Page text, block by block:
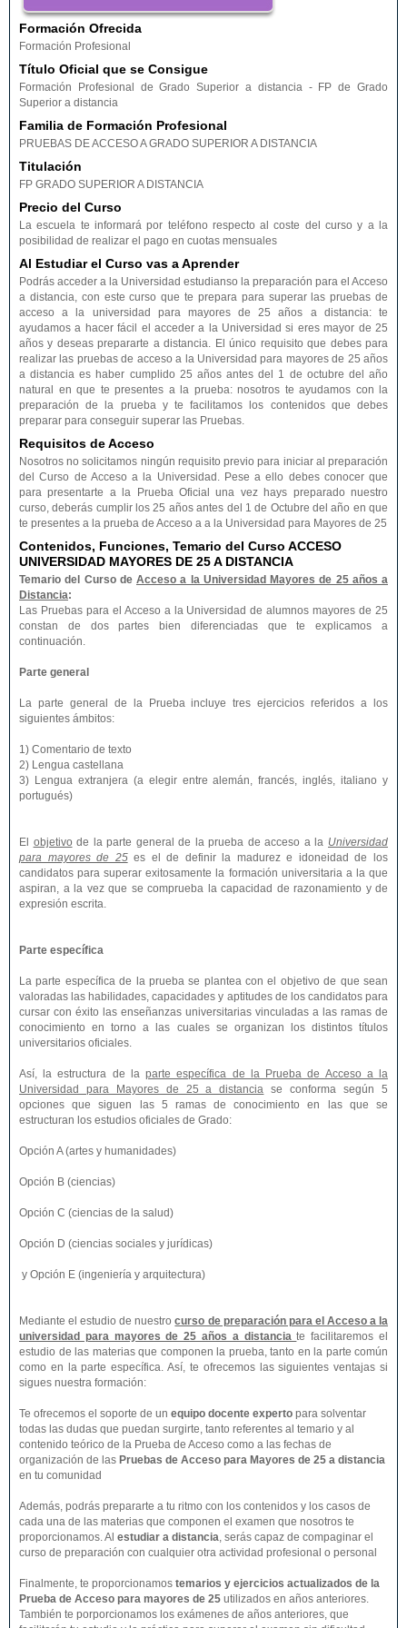
CEUTA
MELILLA
SALAMANCA
SANTA CRUZ DE
SEVILLA SORIA
TERUEL
TOLEDO
VALENCIA
VALLADOLID
ZARAGOZA
Formación Ofrecida
Formación Profesional
Título Oficial que se Consigue
Formación Profesional de Grado Superior a distancia - FP de Grado
Superior a distancia
Familia de Formación Profesional
PRUEBAS DE ACCESO A GRADO SUPERIOR A DISTANCIA
Titulación
FP GRADO SUPERIOR A DISTANCIA
Precio del Curso
La escuela te informará por teléfono respecto al coste del curso y a la
posibilidad de realizar el pago en cuotas mensuales
Al Estudiar el Curso vas a Aprender
Podrás acceder a la Universidad estudianso la preparación para el Acceso
a distancia, con este curso que te prepara para superar las pruebas de
acceso a la universidad para mayores de 25 años a distancia: te
ayudamos a hacer fácil el acceder a la Universidad si eres mayor de 25
años y deseas prepararte a distancia. El único requisito que debes para
realizar las pruebas de acceso a la Universidad para mayores de 25 años
a distancia es haber cumplido 25 años antes del 1 de octubre del año
natural en que te presentes a la prueba: nosotros te ayudamos con la
preparación de la prueba y te facilitamos los contenidos que debes
preparar para conseguir superar las Pruebas.
Requisitos de Acceso
Nosotros no solicitamos ningún requisito previo para iniciar al preparación
del Curso de Acceso a la Universidad. Pese a ello debes conocer que
para presentarte a la Prueba Oficial una vez hays preparado nuestro
curso, deberás cumplir los 25 años antes del 1 de Octubre del año en que
te presentes a la prueba de Acceso a a la Universidad para Mayores de 25
Contenidos, Funciones, Temario del Curso ACCESO
UNIVERSIDAD MAYORES DE 25 A DISTANCIA
Temario del Curso de Acceso a la Universidad Mayores de 25 años a
Distancia:
Las Pruebas para el Acceso a la Universidad de alumnos mayores de 25
constan de dos partes bien diferenciadas que te explicamos a
continuación.
Parte general
La parte general de la Prueba incluye tres ejercicios referidos a los
siguientes ámbitos:
1) Comentario de texto
2) Lengua castellana
3) Lengua extranjera (a elegir entre alemán, francés, inglés, italiano y
portugués)
El objetivo de la parte general de la prueba de acceso a la Universidad
para mayores de 25es el de definir la madurez e idoneidad de los
candidatos para superar exitosamente la formación universitaria a la que
aspiran, a la vez que se comprueba la capacidad de razonamiento y de
expresión escrita.
Parte específica
La parte específica de la prueba se plantea con el objetivo de que sean
valoradas las habilidades, capacidades y aptitudes de los candidatos para
cursar con éxito las enseñanzas universitarias vinculadas a las ramas de
conocimiento en torno a las cuales se organizan los distintos títulos
universitarios oficiales.
Así, la estructura de laparte específica de la Prueba de Acceso a la
Universidad para Mayores de 25 a distancia se conforma según 5
opciones que siguen las 5 ramas de conocimiento en las que se
estructuran los estudios oficiales de Grado:
Opción A (artes y humanidades)
Opción B (ciencias)
Opción C (ciencias de la salud)
Opción D (ciencias sociales y jurídicas)
y Opción E (ingeniería y arquitectura)
Mediante el estudio de nuestrocurso de preparación para el Acceso a la
universidad para mayores de 25 años a distanciate facilitaremos el
estudio de las materias que componen la prueba, tanto en la parte común
como en la parte específica. Así, te ofrecemos las siguientes ventajas si
sigues nuestra formación:
Te ofrecemos el soporte de un equipo docente experto para solventar
todas las dudas que puedan surgirte, tanto referentes al temario y al
contenido teórico de la Prueba de Acceso como a las fechas de
organización de las Pruebas de Acceso para Mayores de 25 a distancia
en tu comunidad
Además, podrás prepararte a tu ritmo con los contenidos y los casos de
cada una de las materias que componen el examen que nosotros te
proporcionamos. Al estudiar a distancia, serás capaz de compaginar el
curso de preparación con cualquier otra actividad profesional o personal
Finalmente, te proporcionamos temarios y ejercicios actualizados de la
Prueba de Acceso para mayores de 25 utilizados en años anteriores.
También te porporcionamos los exámenes de años anteriores, que